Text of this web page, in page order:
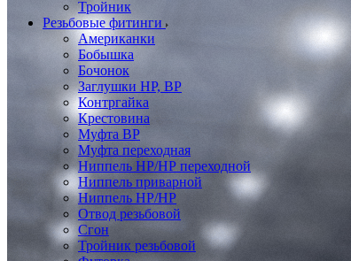
Тройник
Резьбовые фитинги
Американки
Бобышка
Бочонок
Заглушки НР, ВР
Контргайка
Крестовина
Муфта ВР
Муфта переходная
Ниппель НР/НР переходной
Ниппель приварной
Ниппель НР/НР
Отвод резьбовой
Сгон
Тройник резьбовой